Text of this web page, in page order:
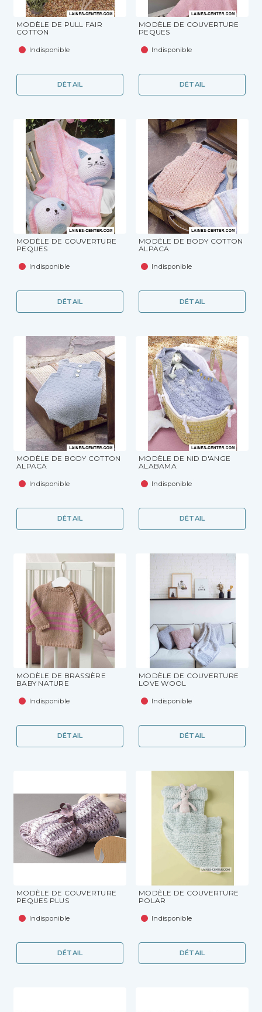
MODÈLE DE PULL FAIR
COTTON
Indisponible
DÉTAIL
MODÈLE DE COUVERTURE
PEQUES
Indisponible
DÉTAIL
MODÈLE DE COUVERTURE
PEQUES
Indisponible
DÉTAIL
MODÈLE DE BODY COTTON
ALPACA
Indisponible
DÉTAIL
MODÈLE DE BODY COTTON
ALPACA
Indisponible
DÉTAIL
MODÈLE DE NID D'ANGE
ALABAMA
Indisponible
DÉTAIL
MODÈLE DE BRASSIÈRE
BABY NATURE
Indisponible
DÉTAIL
MODÈLE DE COUVERTURE
LOVE WOOL
Indisponible
DÉTAIL
MODÈLE DE COUVERTURE
PEQUES PLUS
Indisponible
DÉTAIL
MODÈLE DE COUVERTURE
POLAR
Indisponible
DÉTAIL